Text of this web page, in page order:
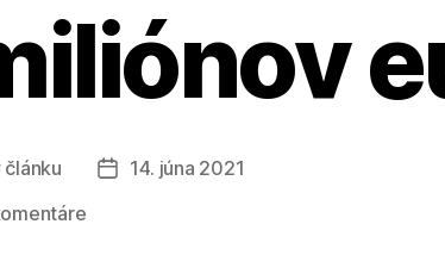
Dátum
14. júna 2021
na